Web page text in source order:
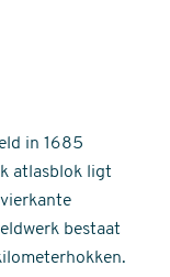
in 1685
atlasblok ligt
bestaat